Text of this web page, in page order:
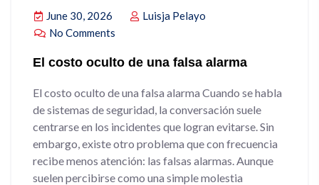
June 30, 2026
Luisja Pelayo
No Comments
El costo oculto de una falsa alarma
El costo oculto de una falsa alarma Cuando se habla
de sistemas de seguridad, la conversación suele
centrarse en los incidentes que logran evitarse. Sin
embargo, existe otro problema que con frecuencia
recibe menos atención: las falsas alarmas. Aunque
suelen percibirse como una simple molestia